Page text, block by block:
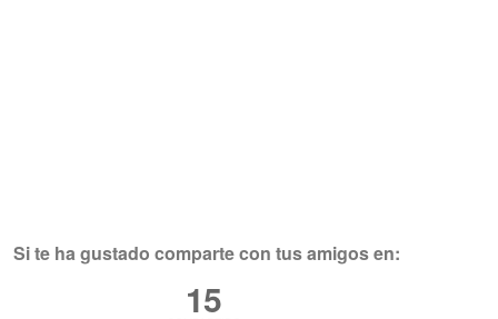
Si te ha gustado comparte con tus amigos en:
15